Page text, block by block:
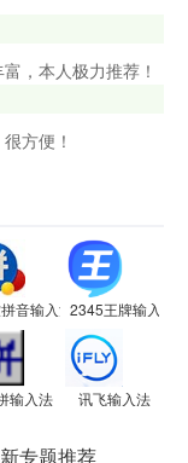
，本人极力推荐！
方便！
音输入法2345王牌输入法
输入法 讯飞输入法
专题推荐